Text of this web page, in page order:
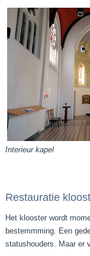
Interieur kapel
Restauratie
Het klooster wordt
bestemmming. Een
statushouders. Maar er